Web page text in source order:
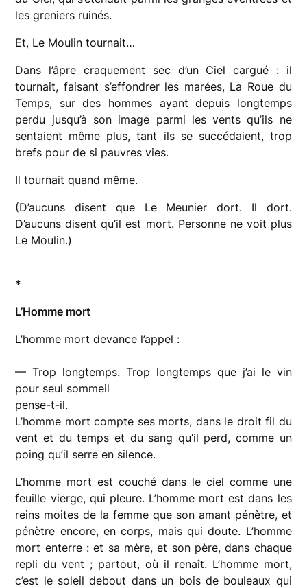
les greniers ruinés.
Et, Le Moulin tournait…
Dans l’âpre craquement sec d’un Ciel cargué : il
tournait, faisant s’effondrer les marées, La Roue du
Temps, sur des hommes ayant depuis longtemps
perdu jusqu’à son image parmi les vents qu’ils ne
sentaient même plus, tant ils se succédaient, trop
brefs pour de si pauvres vies.
Il tournait quand même.
(D’aucuns disent que Le Meunier dort. Il dort.
D’aucuns disent qu’il est mort. Personne ne voit plus
Le Moulin.)
*
L’Homme mort
L’homme mort devance l’appel :
— Trop longtemps. Trop longtemps que j’ai le vin
pour seul sommeil
pense-t-il.
L’homme mort compte ses morts, dans le droit fil du
vent et du temps et du sang qu’il perd, comme un
poing qu’il serre en silence.
L’homme mort est couché dans le ciel comme une
feuille vierge, qui pleure. L’homme mort est dans les
reins moites de la femme que son amant pénètre, et
pénètre encore, en corps, mais qui doute. L’homme
mort enterre : et sa mère, et son père, dans chaque
repli du vent ; partout, où il renaît. L’homme mort,
c’est le soleil debout dans un bois de bouleaux qui